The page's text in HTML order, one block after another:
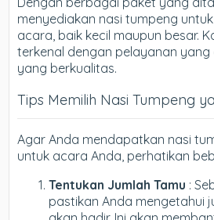
menyediakan nasi tumpeng
acara, baik kecil maupun besar.
terkenal dengan pelayanan
yang berkualitas.
Tips Memilih Nasi Tumpeng
Agar Anda mendapatkan nasi
untuk acara Anda, perhatikan
Tentukan Jumlah Tamu :
pastikan Anda mengetahui